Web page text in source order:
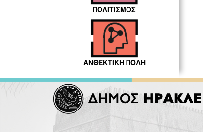
ΠΟΛΙΤΙΣΜΟΣ
ΑΝΘΕΚΤΙΚΗ ΠΟΛΗ